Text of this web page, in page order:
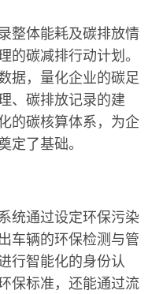
整体能耗及碳排放情
的碳减排行动计划。
据，量化企业的碳足
、碳排放记录的建
的碳核算体系，为企
定了基础。
统通过设定环保污染
车辆的环保检测与管
行智能化的身份认
保标准，还能通过流